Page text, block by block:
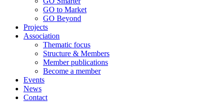
GO to Market
GO Beyond
Projects
Association
Thematic focus
Structure & Members
Member publications
Become a member
Events
News
Contact